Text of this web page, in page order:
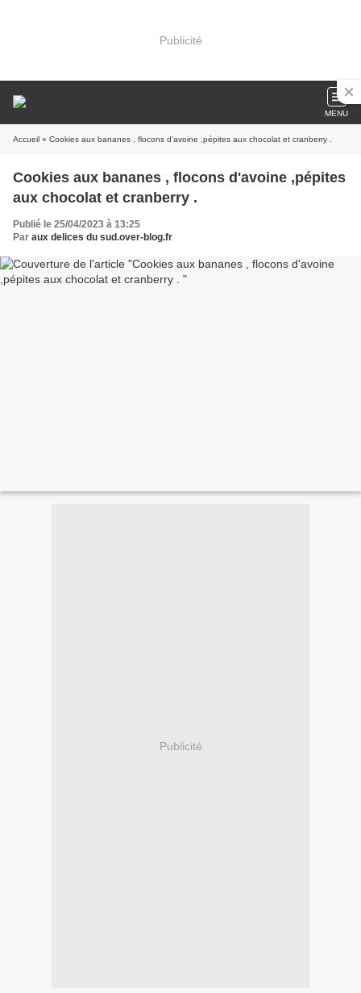
Publicité
MENU
Accueil » Cookies aux bananes , flocons d'avoine ,pépites aux chocolat et cranberry .
Cookies aux bananes , flocons d'avoine ,pépites
aux chocolat et cranberry .
Publié le 25/04/2023 à 13:25
Par aux delices du sud.over-blog.fr
Publicité